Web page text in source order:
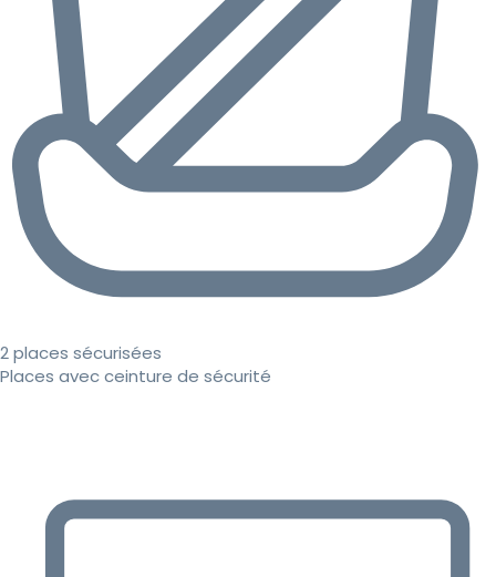
2 places sécurisées
Places avec ceinture de sécurité